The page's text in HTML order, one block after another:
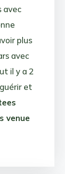
avec
plus
avec
il y a 2
et
venue